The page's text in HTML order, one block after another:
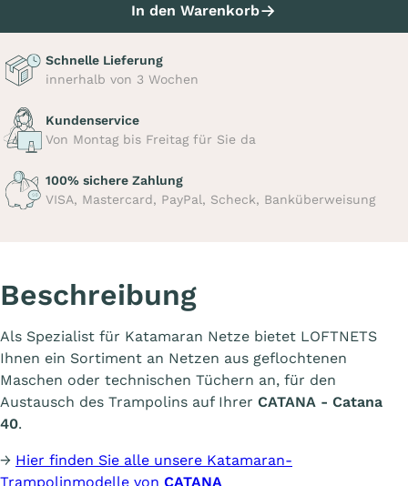
In den Warenkorb
Schnelle Lieferung
innerhalb von 3 Wochen
Kundenservice
Von Montag bis Freitag für Sie da
100% sichere Zahlung
VISA, Mastercard, PayPal, Scheck, Banküberweisung
Beschreibung
Als Spezialist für Katamaran Netze bietet LOFTNETS
Ihnen ein Sortiment an Netzen aus geflochtenen
Maschen oder technischen Tüchern an, für den
Austausch des Trampolins auf Ihrer CATANA - Catana
40.
→ Hier finden Sie alle unsere Katamaran-
Trampolinmodelle von CATANA